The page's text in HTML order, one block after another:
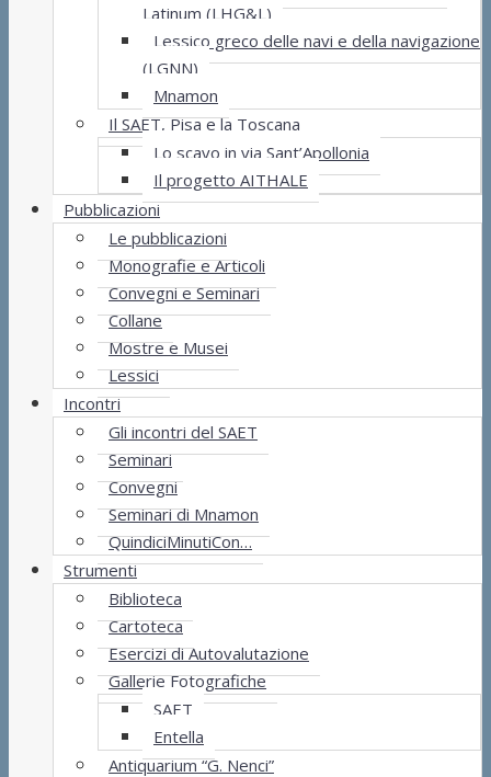
Latinum (LHG&L)
Lessico greco delle navi e della navigazione
(LGNN)
Mnamon
Il SAET, Pisa e la Toscana
Lo scavo in via Sant’Apollonia
Il progetto AITHALE
Pubblicazioni
Le pubblicazioni
Monografie e Articoli
Convegni e Seminari
Collane
Mostre e Musei
Lessici
Incontri
Gli incontri del SAET
Seminari
Convegni
Seminari di Mnamon
QuindiciMinutiCon…
Strumenti
Biblioteca
Cartoteca
Esercizi di Autovalutazione
Gallerie Fotografiche
SAET
Entella
Antiquarium “G. Nenci”